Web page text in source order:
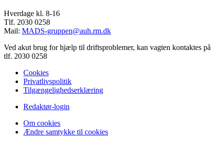
Hverdage kl. 8-16
Tlf. 2030 0258
Mail: MADS-gruppen@auh.rm.dk
Ved akut brug for hjælp til driftsproblemer, kan vagten kontaktes på
tlf. 2030 0258
Cookies
Privatlivspolitik
Tilgængelighedserklæring
Redaktør-login
Om cookies
Ændre samtykke til cookies